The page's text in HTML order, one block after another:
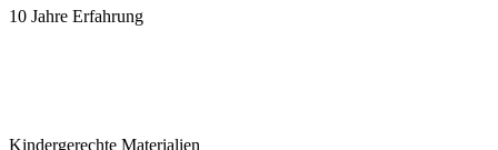
10 Jahre Erfahrung
Kindergerechte Materialien